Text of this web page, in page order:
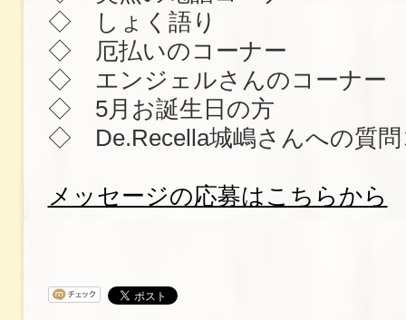
◇ しょく語り
◇ 厄払いのコーナー
◇ エンジェルさんのコーナー
◇ 5月お誕生日の方
◇ De.Recella城嶋さんへの質問
メッセージの応募はこちらから